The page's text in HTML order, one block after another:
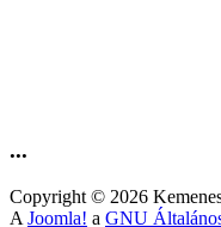
...
Copyright © 2026
A Joomla! a GNU